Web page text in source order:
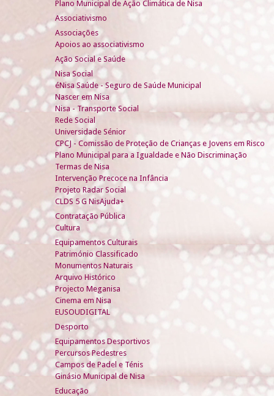
Plano Municipal de Ação Climática de Nisa
Associativismo
Associações
Apoios ao associativismo
Ação Social e Saúde
Nisa Social
éNisa Saúde - Seguro de Saúde Municipal
Nascer em Nisa
Nisa - Transporte Social
Rede Social
Universidade Sénior
CPCJ - Comissão de Proteção de Crianças e Jovens em Risco
Plano Municipal para a Igualdade e Não Discriminação
Termas de Nisa
Intervenção Precoce na Infância
Projeto Radar Social
CLDS 5 G NisAjuda+
Contratação Pública
Cultura
Equipamentos Culturais
Património Classificado
Monumentos Naturais
Arquivo Histórico
Projecto Meganisa
Cinema em Nisa
EUSOUDIGITAL
Desporto
Equipamentos Desportivos
Percursos Pedestres
Campos de Padel e Ténis
Ginásio Municipal de Nisa
Educação